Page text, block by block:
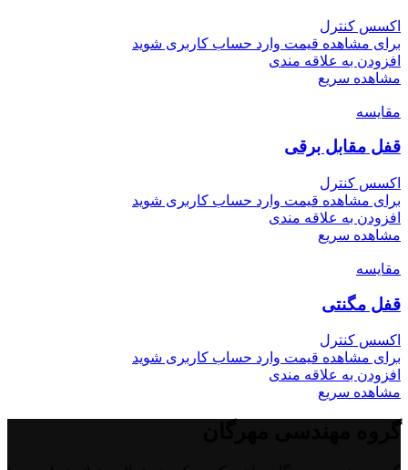
اکسس کنترل
برای مشاهده قیمت وارد حساب کاربری شوید
افزودن به علاقه مندی
مشاهده سریع
مقایسه
قفل مقابل برقی
اکسس کنترل
برای مشاهده قیمت وارد حساب کاربری شوید
افزودن به علاقه مندی
مشاهده سریع
مقایسه
قفل مگنتی
اکسس کنترل
برای مشاهده قیمت وارد حساب کاربری شوید
افزودن به علاقه مندی
مشاهده سریع